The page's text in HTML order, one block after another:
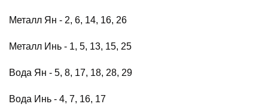
Металл Ян - 2, 6, 14, 16, 26
Металл Инь - 1, 5, 13, 15, 25
Вода Ян - 5, 8, 17, 18, 28, 29
Вода Инь - 4, 7, 16, 17